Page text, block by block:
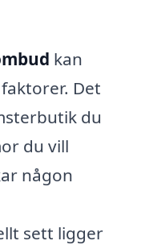
kan
Det
du
du vill
någon
sett ligger